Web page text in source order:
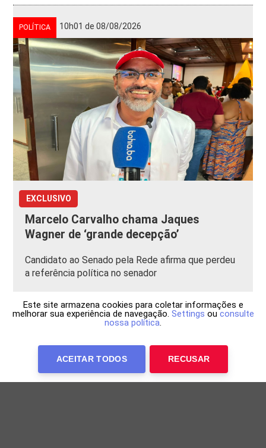
POLÍTICA 10h01 de 08/08/2026
EXCLUSIVO
Marcelo Carvalho chama Jaques
Wagner de ‘grande decepção’
Candidato ao Senado pela Rede afirma que perdeu
a referência política no senador
Este site armazena cookies para coletar informações e
melhorar sua experiência de navegação. Settings ou consulte
nossa política.
ACEITAR TODOS RECUSAR